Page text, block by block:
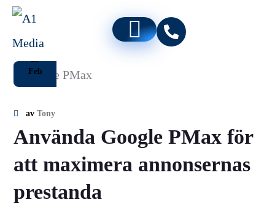
23
Feb
avTony
Använda Google PMax för
att maximera annonsernas
prestanda